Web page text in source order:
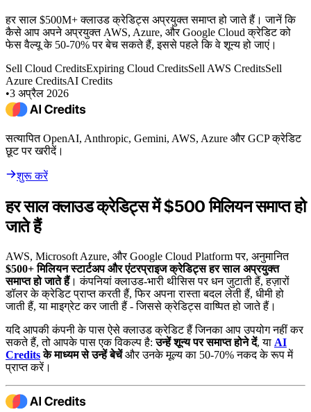
हर साल $500M+ क्लाउड क्रेडिट्स अप्रयुक्त समाप्त हो जाते हैं। जानें कि
कैसे आप अपने अप्रयुक्त AWS, Azure, और Google Cloud क्रेडिट को
फेस वैल्यू के 50-70% पर बेच सकते हैं, इससे पहले कि वे शून्य हो जाएं।
Sell Cloud CreditsExpiring Cloud CreditsSell AWS CreditsSell
Azure CreditsAI Credits
•3 अप्रैल 2026
सत्यापित OpenAI, Anthropic, Gemini, AWS, Azure और GCP क्रेडिट
छूट पर खरीदें।
शुरू करें
हर साल क्लाउड क्रेडिट्स में $500 मिलियन समाप्त हो
जाते हैं
AWS, Microsoft Azure, और Google Cloud Platform पर, अनुमानित
$500+ मिलियन स्टार्टअप और एंटरप्राइज क्रेडिट्स हर साल अप्रयुक्त
समाप्त हो जाते हैं। कंपनियां क्लाउड-भारी थीसिस पर धन जुटाती हैं, हज़ारों
डॉलर के क्रेडिट प्राप्त करती हैं, फिर अपना रास्ता बदल लेती हैं, धीमी हो
जाती हैं, या माइग्रेट कर जाती हैं - जिससे क्रेडिट्स वाष्पित हो जाते हैं।
यदि आपकी कंपनी के पास ऐसे क्लाउड क्रेडिट हैं जिनका आप उपयोग नहीं कर
सकते हैं, तो आपके पास एक विकल्प है:उन्हें शून्य पर समाप्त होने दें, या AI
Creditsके माध्यम से उन्हें बेचेंऔर उनके मूल्य का 50-70% नकद के रूप में
प्राप्त करें।